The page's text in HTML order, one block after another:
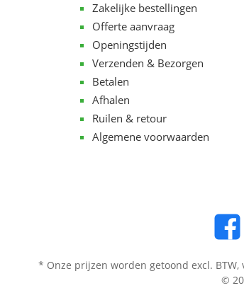
Zakelijke bestellingen
Offerte aanvraag
Openingstijden
Verzenden & Bezorgen
Betalen
Afhalen
Ruilen & retour
Algemene voorwaarden
* Onze prijzen worden getoond excl. BTW,
©